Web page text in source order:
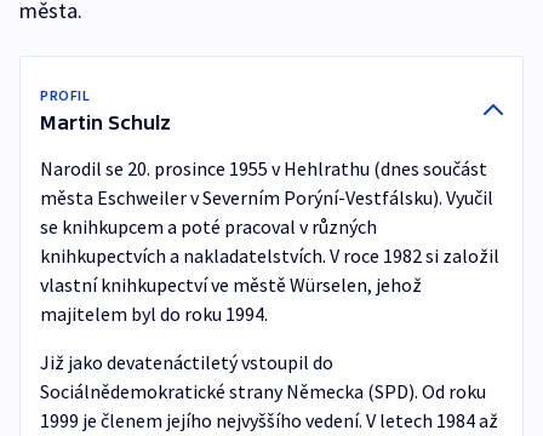
města.
PROFIL
Martin Schulz
Narodil se 20. prosince 1955 v Hehlrathu (dnes součást
města Eschweiler v Severním Porýní-Vestfálsku). Vyučil
se knihkupcem a poté pracoval v různých
knihkupectvích a nakladatelstvích. V roce 1982 si založil
vlastní knihkupectví ve městě Würselen, jehož
majitelem byl do roku 1994.
Již jako devatenáctiletý vstoupil do
Sociálnědemokratické strany Německa (SPD). Od roku
1999 je členem jejího nejvyššího vedení. V letech 1984 až